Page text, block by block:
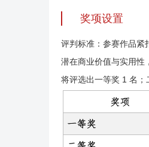
奖项设置
评判标准：参赛作品紧
潜在商业价值与实用性
将评选出一等奖 1 名；